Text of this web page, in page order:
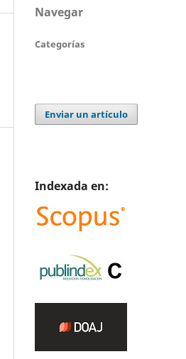
Navegar
Categorías
Enviar un artículo
Indexada en: